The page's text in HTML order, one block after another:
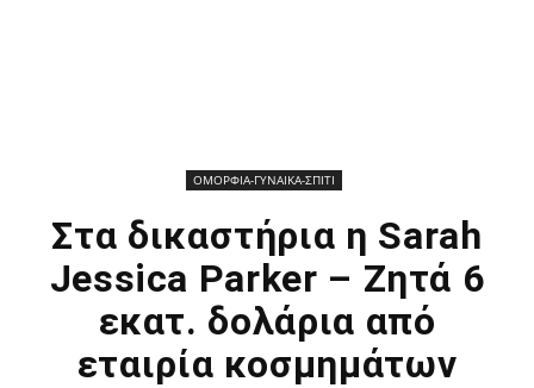
ΟΜΟΡΦΙΑ-ΓΥΝΑΙΚΑ-ΣΠΙΤΙ
Στα δικαστήρια η Sarah
Jessica Parker – Ζητά 6
εκατ. δολάρια από
εταιρία κοσμημάτων